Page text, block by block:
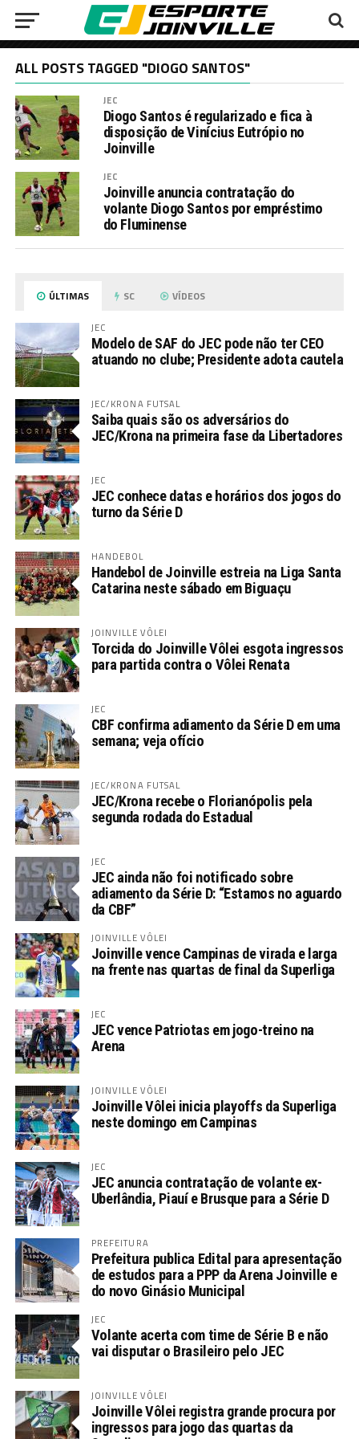
ALL POSTS TAGGED "DIOGO SANTOS"
JEC
Diogo Santos é regularizado e fica à
disposição de Vinícius Eutrópio no
Joinville
JEC
Joinville anuncia contratação do
volante Diogo Santos por empréstimo
do Fluminense
ÚLTIMAS SC VÍDEOS
JEC
Modelo de SAF do JEC pode não ter CEO
atuando no clube; Presidente adota cautela
JEC/KRONA FUTSAL
Saiba quais são os adversários do
JEC/Krona na primeira fase da Libertadores
JEC
JEC conhece datas e horários dos jogos do
turno da Série D
HANDEBOL
Handebol de Joinville estreia na Liga Santa
Catarina neste sábado em Biguaçu
JOINVILLE VÔLEI
Torcida do Joinville Vôlei esgota ingressos
para partida contra o Vôlei Renata
JEC
CBF confirma adiamento da Série D em uma
semana; veja ofício
JEC/KRONA FUTSAL
JEC/Krona recebe o Florianópolis pela
segunda rodada do Estadual
JEC
JEC ainda não foi notificado sobre
adiamento da Série D: “Estamos no aguardo
da CBF”
JOINVILLE VÔLEI
Joinville vence Campinas de virada e larga
na frente nas quartas de final da Superliga
JEC
JEC vence Patriotas em jogo-treino na
Arena
JOINVILLE VÔLEI
Joinville Vôlei inicia playoffs da Superliga
neste domingo em Campinas
JEC
JEC anuncia contratação de volante ex-
Uberlândia, Piauí e Brusque para a Série D
PREFEITURA
Prefeitura publica Edital para apresentação
de estudos para a PPP da Arena Joinville e
do novo Ginásio Municipal
JEC
Volante acerta com time de Série B e não
vai disputar o Brasileiro pelo JEC
JOINVILLE VÔLEI
Joinville Vôlei registra grande procura por
ingressos para jogo das quartas da